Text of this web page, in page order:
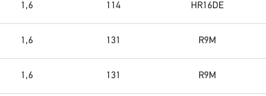
1,6 114 HR16DE
1,6 131 R9M
1,6 131 R9M